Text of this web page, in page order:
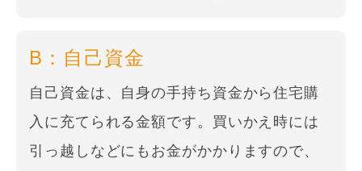
B：自己資金
自己資金は、自身の手持ち資金から住宅購
入に充てられる金額です。買いかえ時には
引っ越しなどにもお金がかかりますので、